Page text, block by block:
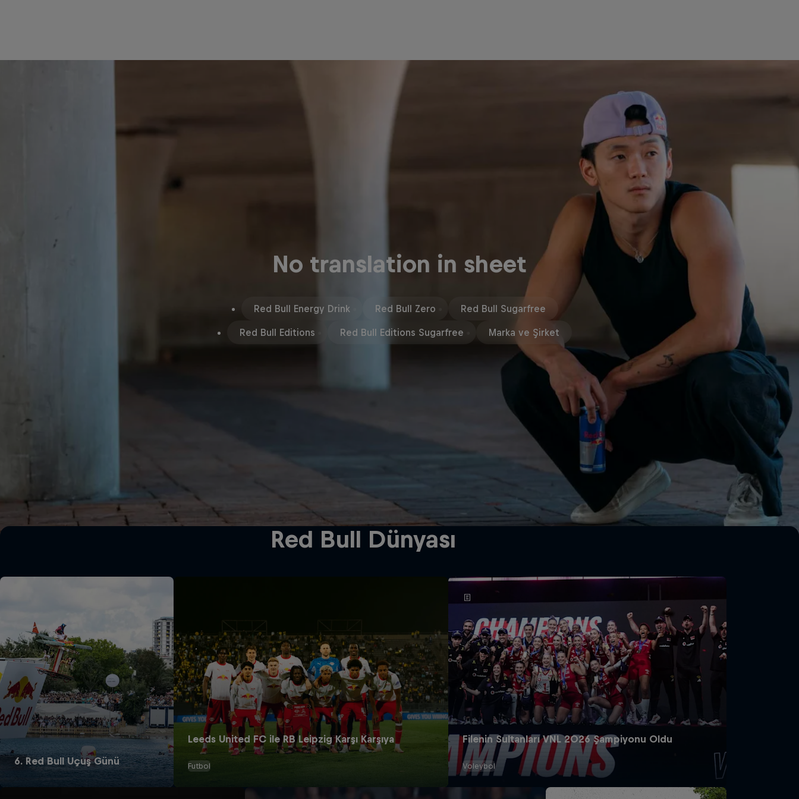
No translation in sheet
Red Bull Energy Drink Red Bull Zero Red Bull Sugarfree
Red Bull Editions Red Bull Editions Sugarfree Marka ve Şirket
Red Bull Dünyası
6. Red Bull Uçuş Günü
Leeds United FC ile RB Leipzig Karşı Karşıya
Futbol
Filenin Sultanları VNL 2026 Şampiyonu Oldu
Voleybol